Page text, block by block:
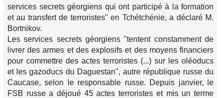
services secrets géorgiens qui ont participé à la formation
et au transfert de terroristes" en Tchétchénie, a déclaré M.
Bortnikov.
Les services secrets géorgiens "tentent constamment de
livrer des armes et des explosifs et des moyens financiers
pour commettre des actes terroristes (...) sur les oléoducs
et les gazoducs du Daguestan", autre république russe du
Caucase, selon le responsable russe. Depuis janvier, le
FSB russe a déjoué 45 actes terroristes et mis un terme